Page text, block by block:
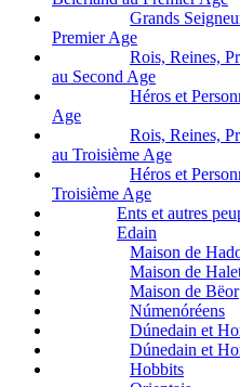
Grands
Premier Age
Rois, Reines,
au Second Age
Héros et
Age
Rois, Reines,
au Troisième Age
Héros et
Troisième Age
Ents et autres
Edain
Maison de
Maison de
Maison de Bëor
Númenóréens
Dúnedain et
Dúnedain et
Hobbits